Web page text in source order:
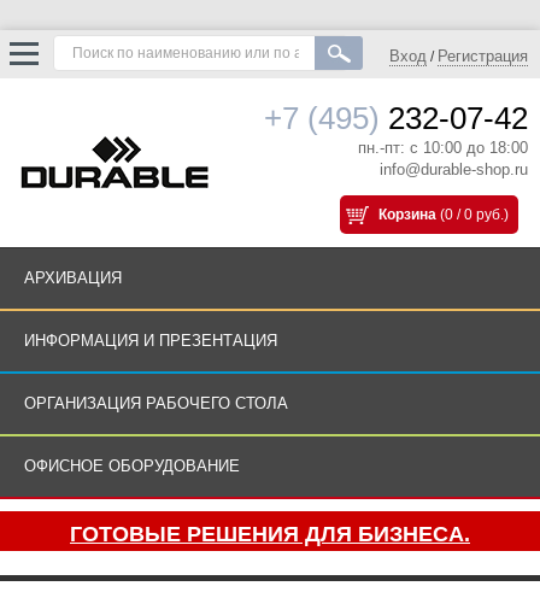
Вход / Регистрация
+7 (495) 232-07-42
пн.-пт: с 10:00 до 18:00
info@durable-shop.ru
Корзина (0 / 0 руб.)
АРХИВАЦИЯ
ИНФОРМАЦИЯ И ПРЕЗЕНТАЦИЯ
ОРГАНИЗАЦИЯ РАБОЧЕГО СТОЛА
ОФИСНОЕ ОБОРУДОВАНИЕ
ГОТОВЫЕ РЕШЕНИЯ ДЛЯ БИЗНЕСА.